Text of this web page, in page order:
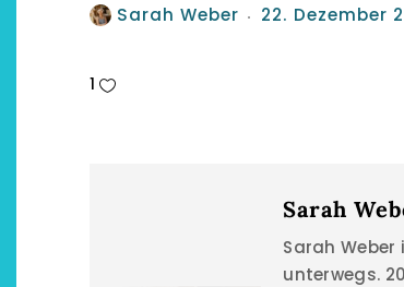
Sarah Weber 22. Dezember
1
Sarah
Sarah
unterwegs.